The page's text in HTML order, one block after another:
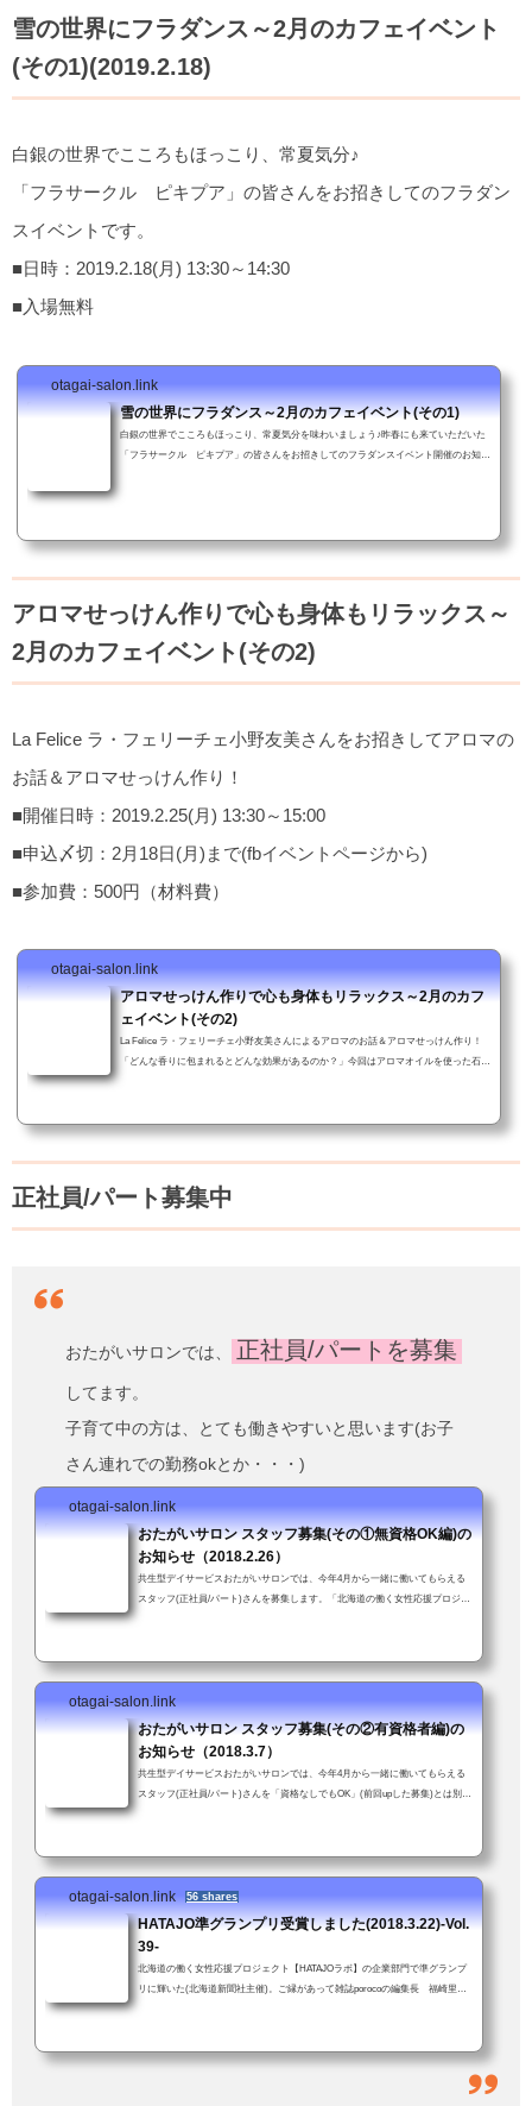
雪の世界にフラダンス～2月のカフェイベント
(その1)(2019.2.18)
白銀の世界でこころもほっこり、常夏気分♪
「フラサークル ピキプア」の皆さんをお招きしてのフラダン
スイベントです。
■日時：2019.2.18(月) 13:30～14:30
■入場無料
otagai-salon.link
雪の世界にフラダンス～2月のカフェイベント(その1)
白銀の世界でこころもほっこり、常夏気分を味わいましょう♪昨春にも来ていただいた
「フラサークル ピキプア」の皆さんをお招きしてのフラダンスイベント開催のお知ら
寺まで）or Facebookイベントペ...
アロマせっけん作りで心も身体もリラックス～
2月のカフェイベント(その2)
La Felice ラ・フェリーチェ小野友美さんをお招きしてアロマの
お話＆アロマせっけん作り！
■開催日時：2019.2.25(月) 13:30～15:00
■申込〆切：2月18日(月)まで(fbイベントページから)
■参加費：500円（材料費）
otagai-salon.link
アロマせっけん作りで心も身体もリラックス～2月のカフ
ェイベント(その2)
La Felice ラ・フェリーチェ小野友美さんによるアロマのお話＆アロマせっけん作り！
「どんな香りに包まれるとどんな効果があるのか？」今回はアロマオイルを使った石鹸
（材料費）■ドリンク代100円（...
正社員/パート募集中
おたがいサロンでは、 正社員/パートを募集
してます。
子育て中の方は、とても働きやすいと思います(お子
さん連れでの勤務okとか・・・)
otagai-salon.link
おたがいサロン スタッフ募集(その①無資格OK編)の
お知らせ（2018.2.26）
共生型デイサービスおたがいサロンでは、今年4月から一緒に働いてもらえる
スタッフ(正社員/パート)さんを募集します。「北海道の働く女性応援プロジェ
迎！)「送迎業務が可能である旨も強調して下さい」とスタッフかわちゃんに
otagai-salon.link
おたがいサロン スタッフ募集(その②有資格者編)の
お知らせ（2018.3.7）
共生型デイサービスおたがいサロンでは、今年4月から一緒に働いてもらえる
スタッフ(正社員/パート)さんを「資格なしでもOK」(前回upした募集)とは別に
が、「おたがいサロンってこんなとこだよ」という話でもあります(前回より
otagai-salon.link 56 shares
HATAJO準グランプリ受賞しました(2018.3.22)-Vol.
39-
北海道の働く女性応援プロジェクト【HATAJOラボ】の企業部門で準グランプ
リに輝いた(北海道新聞社主催)。ご縁があって雑誌porocoの編集長 福崎里美
ない。特別な何かをやってるという実感もない。きっと、他の会社も同じよう